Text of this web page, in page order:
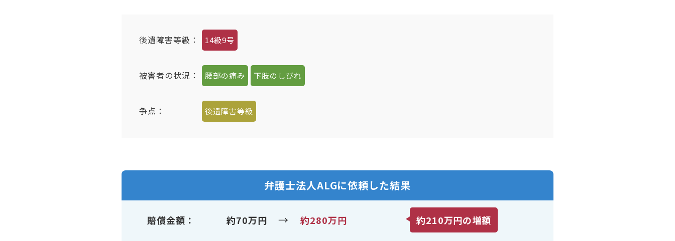
後遺障害等級： 14級9号
被害者の状況： 腰部の痛み 下肢のしびれ
争点： 後遺障害等級
弁護士法人ALGに依頼した結果
賠償金額 約70万円 → 約280万円 約210万円の増額